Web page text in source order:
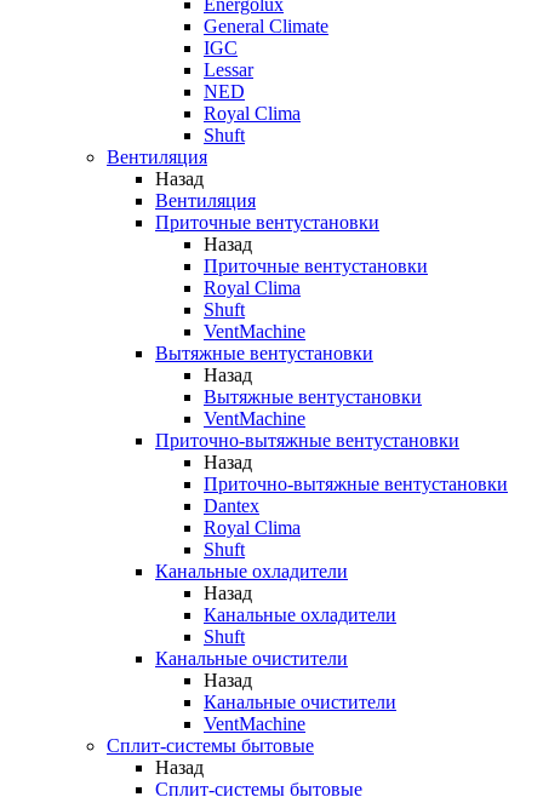
Energolux
General Climate
IGC
Lessar
NED
Royal Clima
Shuft
Вентиляция
Назад
Вентиляция
Приточные вентустановки
Назад
Приточные вентустановки
Royal Clima
Shuft
VentMachine
Вытяжные вентустановки
Назад
Вытяжные вентустановки
VentMachine
Приточно-вытяжные вентустановки
Назад
Приточно-вытяжные вентустановки
Dantex
Royal Clima
Shuft
Канальные охладители
Назад
Канальные охладители
Shuft
Канальные очистители
Назад
Канальные очистители
VentMachine
Сплит-системы бытовые
Назад
Сплит-системы бытовые